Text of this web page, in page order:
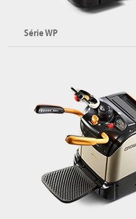
Série WP
Hauteur de levée maximale : 750 mm